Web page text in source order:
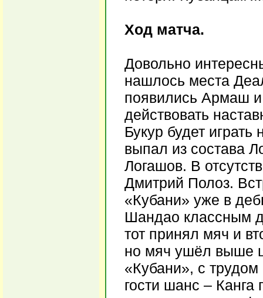
Ход матча.
Довольно
нашлось места
появились Армаш
действовать
Букур будет
выпал из состава
Логашов. В
Дмитрий Полоз.
«Кубани» уже в
Шандао классным
тот принял мяч и
но мяч ушёл выше
«Кубани», с
гости шанс –